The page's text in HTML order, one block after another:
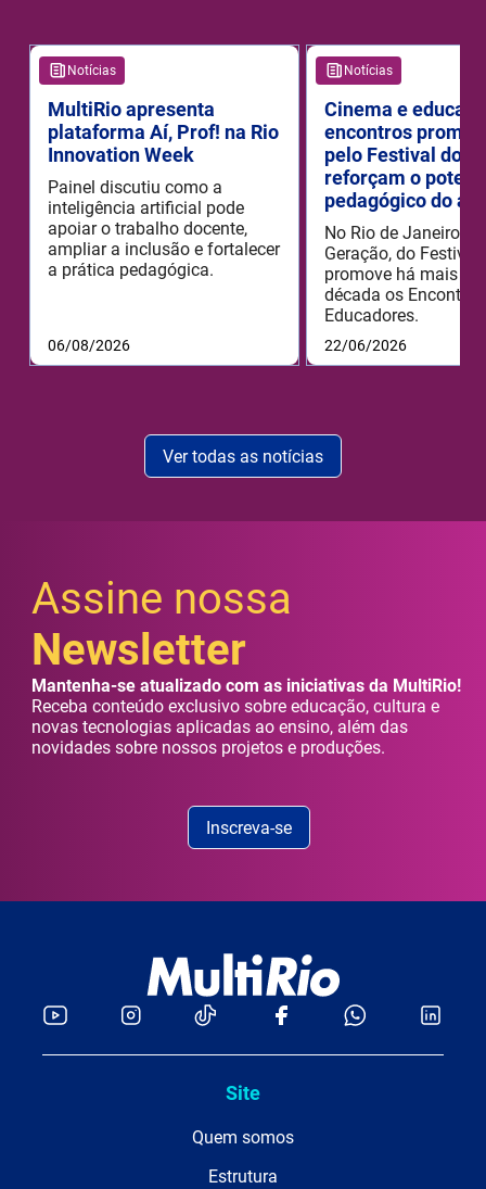
Notícias
MultiRio apresenta
plataforma Aí, Prof! na Rio
Innovation Week
Painel discutiu como a
inteligência artificial pode
apoiar o trabalho docente,
ampliar a inclusão e fortalecer
a prática pedagógica.
06/08/2026
Notícias
Cinema e
encontros
pelo Festival do
reforçam o
pedagógico do
No Rio de Janeiro, o
Geração, do Festival
promove há mais de
década os
Educadores.
22/06/2026
Ver todas as notícias
Assine nossa
Newsletter
Mantenha-se atualizado com as iniciativas da MultiRio!
Receba conteúdo exclusivo sobre educação, cultura e
novas tecnologias aplicadas ao ensino, além das
novidades sobre nossos projetos e produções.
Inscreva-se
Site
Quem somos
Estrutura